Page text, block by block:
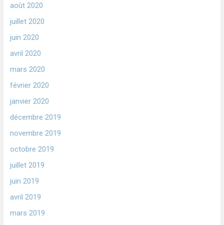
août 2020
juillet 2020
juin 2020
avril 2020
mars 2020
février 2020
janvier 2020
décembre 2019
novembre 2019
octobre 2019
juillet 2019
juin 2019
avril 2019
mars 2019